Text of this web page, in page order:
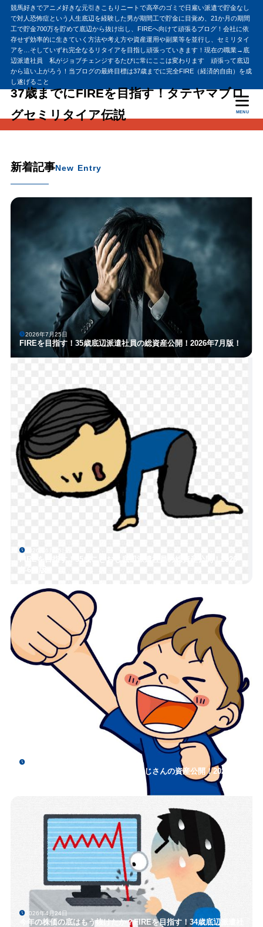
競馬好きでアニメ好きな元引きこもりニートで高卒のゴミで日雇い派遣で貯金なし
で対人恐怖症という人生底辺を経験した男が期間工で貯金に目覚め、21か月の期間
工で貯金700万を貯めて底辺から抜け出し、FIREへ向けて頑張るブログ！会社に依
存せず効率的に生きていく方法や考え方や資産運用や副業等を並行し、セミリタイ
アを…そしていずれ完全なるリタイアを目指し頑張っていきます！現在の職業→底
辺派遣社員 私がジョブチェンジするたびに常にここは変わります 頑張って底辺
から這い上がろう！当ブログの最終目標は37歳までに完全FIRE（経済的自由）を成
し遂げること
37歳までにFIREを目指す！タテヤマブロ
グセミリタイア伝説
MENU
新着記事New Entry
2026年7月25日
FIREを目指す！35歳底辺派遣社員の総資産公開！2026年7月版！
2026年6月25日
2026年5月25日
FIREを目指す！35歳底辺派遣社員おじさんの資産公開！2026年5
2026年4月24日
今年の株価の底はもう抜けたか？FIREを目指す！34歳底辺派遣社